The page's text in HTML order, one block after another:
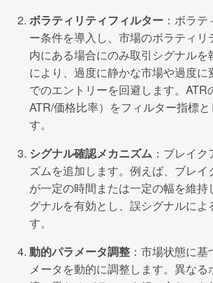
ボラティリティフィルター ：ボラ
ー条件を導入し、市場のボラティリ
内にある場合にのみ取引シグナル
により、過度に静かな市場や過度
でのエントリーを回避します。ATR
ATR/価格比率）をフィルター指標と
す。
シグナル確認メカニズム ：ブレイ
ズムを追加します。例えば、ブレイ
が一定の時間または一定の幅を維持
グナルを有効とし、誤シグナルによ
す。
動的パラメータ調整 ：市場状態に
メータを動的に調整します。異なる